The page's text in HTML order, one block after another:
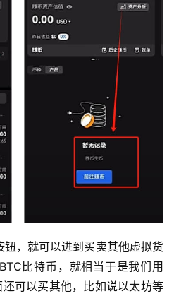
，就可以进到买卖其他虚拟货
比特币，就相当于是我们用
可以买其他，比如说以太坊等